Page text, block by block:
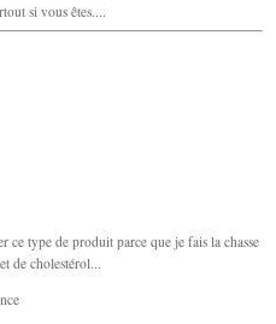
si vous êtes....
ce type de produit parce que je fais la chasse
de cholestérol...